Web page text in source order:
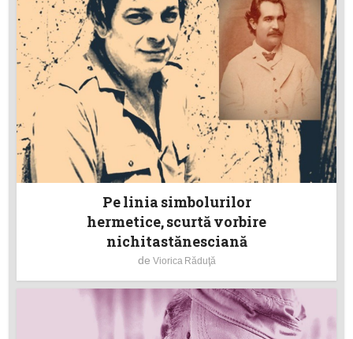
Pe linia simbolurilor
hermetice, scurtă vorbire
nichitastănesciană
de Viorica Răduţă